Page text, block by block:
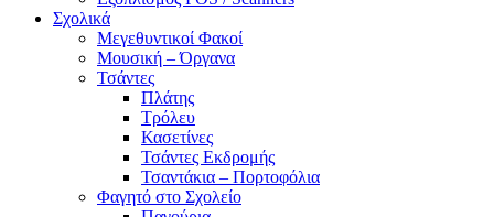
Σχολικά
Μεγεθυντικοί Φακοί
Μουσική – Όργανα
Τσάντες
Πλάτης
Τρόλευ
Κασετίνες
Τσάντες Εκδρομής
Τσαντάκια – Πορτοφόλια
Φαγητό στο Σχολείο